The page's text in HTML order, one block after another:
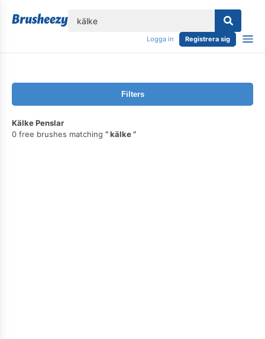
Logga in Registrera sig
Filters
Kälke Penslar
0 free brushes matching
kälke